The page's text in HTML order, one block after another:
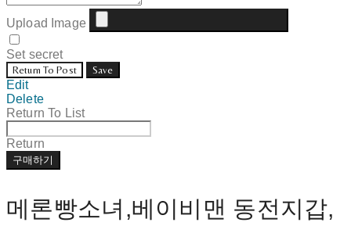
Upload Image
Set secret
Return To Post Save
Edit
Delete
Return To List
Return
구매하기
메론빵소녀,베이비맨 동전지갑,